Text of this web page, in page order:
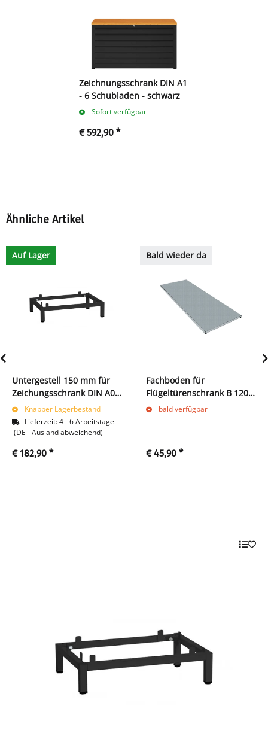
Zeichnungsschrank DIN A1
- 6 Schubladen - schwarz
Sofort verfügbar
€ 592,90 *
Ähnliche Artikel
Auf Lager
Untergestell 150 mm für
Zeichungsschrank DIN A0 -
schwarz
Knapper Lagerbestand
Lieferzeit:4 - 6 Arbeitstage
(DE - Ausland abweichend)
€ 182,90 *
Bald wieder da
Fachboden für
Flügeltürenschrank B 1200
x T 600 mm, verzinkt
bald verfügbar
€ 45,90 *